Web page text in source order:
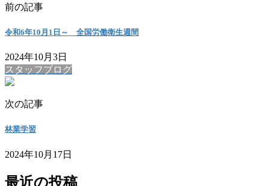
前の記事
令和6年10月1日～ 全国労働衛生週間
2024年10月3日
スタッフブログ
次の記事
林業学習
2024年10月17日
最近の投稿